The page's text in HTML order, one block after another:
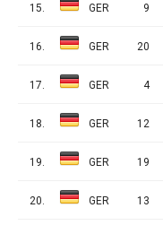
15. GER 9
16. GER 20
17. GER 4
18. GER 12
19. GER 19
20. GER 13